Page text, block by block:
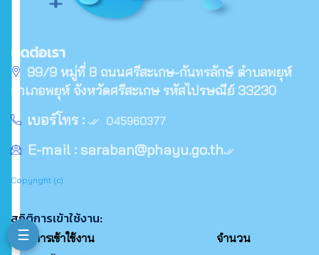
☰
ติดต่อเรา
99/9 หมู่ที่ 8 ถนนศรีสะเกษ-กันทรลักษ์ ตำบลพยุห์
อำเภอพยุห์ จังหวัดศรีสะเกษ รหัสไปรษณีย์ 33230
เบอร์โทร : 045960377
E-mail : saraban@phayu.go.th
Copyright (c)
สถิติการเข้าใช้งาน:
สถิติการเข้าใช้งาน
จำนวน